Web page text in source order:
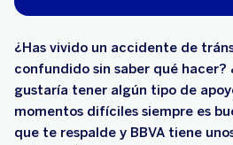
¿Has vivido un accidente de
confundido sin saber qué hacer?
gustaría tener algún tipo de
momentos difíciles siempre es
que te respalde y BBVA tiene